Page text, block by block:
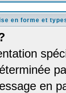
en forme et
en